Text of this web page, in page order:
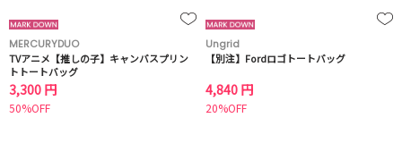
MERCURYDUO
TVアニメ【推しの子】キャンバスプリン
トトートバッグ
3,300 円
50%OFF
Ungrid
【別注】Fordロゴトートバッグ
4,840 円
20%OFF